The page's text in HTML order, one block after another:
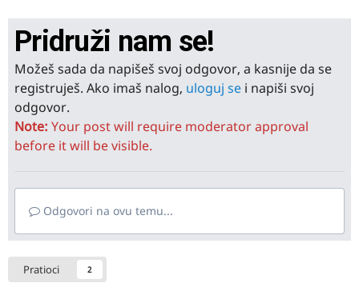
Pridruži nam se!
Možeš sada da napišeš svoj odgovor, a kasnije da se
registruješ. Ako imaš nalog, uloguj se i napiši svoj
odgovor.
Note: Your post will require moderator approval
before it will be visible.
Odgovori na ovu temu...
Pratioci 2